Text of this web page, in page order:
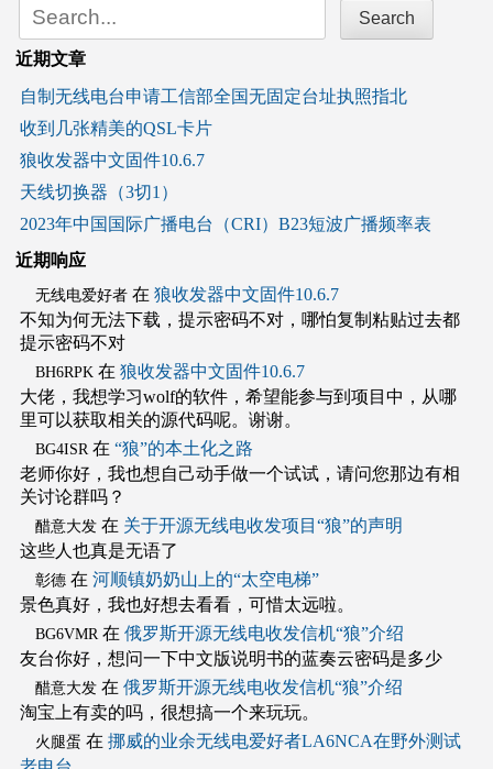
Search
近期文章
自制无线电台申请工信部全国无固定台址执照指北
收到几张精美的QSL卡片
狼收发器中文固件10.6.7
天线切换器（3切1）
2023年中国国际广播电台（CRI）B23短波广播频率表
近期响应
无线电爱好者在 狼收发器中文固件10.6.7
不知为何无法下载，提示密码不对，哪怕复制粘贴过去都
提示密码不对
BH6RPK 在 狼收发器中文固件10.6.7
大佬，我想学习wolf的软件，希望能参与到项目中，从哪
里可以获取相关的源代码呢。谢谢。
BG4ISR 在 “狼”的本土化之路
老师你好，我也想自己动手做一个试试，请问您那边有相
关讨论群吗？
醋意大发在 关于开源无线电收发项目“狼”的声明
这些人也真是无语了
彰德在 河顺镇奶奶山上的“太空电梯”
景色真好，我也好想去看看，可惜太远啦。
BG6VMR 在 俄罗斯开源无线电收发信机“狼”介绍
友台你好，想问一下中文版说明书的蓝奏云密码是多少
醋意大发在 俄罗斯开源无线电收发信机“狼”介绍
淘宝上有卖的吗，很想搞一个来玩玩。
火腿蛋 在 挪威的业余无线电爱好者LA6NCA在野外测试